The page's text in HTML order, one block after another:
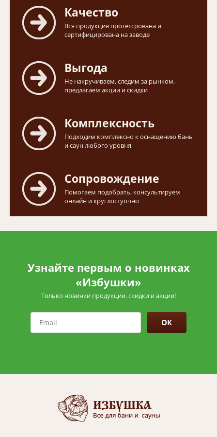
Качество
Вся продукция протетсрована и
сертифицирована на заводе
Выгода
Не накручиваем, следим за рынком,
предлагаем акции и скидки
Комплексность
Подходим комплексно к оснащению бань
и саун любого уровня
Сопровождение
Помогаем подобрать, консультируем
онлайн и круглостуочно
Узнайте первым о новинках
«Избушки»
Только новинки продукции, скидки и акции!
ОК